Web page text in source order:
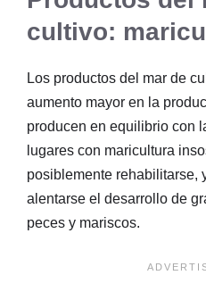
cultivo:
Los productos del mar de
aumento mayor en la
producen en equilibrio con
lugares con maricultura
posiblemente rehabilitarse,
alentarse el desarrollo de
peces y mariscos.